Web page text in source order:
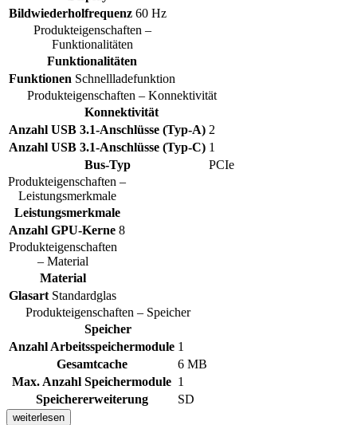
Bildwiederholfrequenz 60 Hz
Produkteigenschaften –
Funktionalitäten
Funktionalitäten
Funktionen Schnellladefunktion
Produkteigenschaften – Konnektivität
Konnektivität
Anzahl USB 3.1-Anschlüsse (Typ-A) 2
Anzahl USB 3.1-Anschlüsse (Typ-C) 1
Bus-Typ
PCIe
Produkteigenschaften –
Leistungsmerkmale
Leistungsmerkmale
Anzahl GPU-Kerne 8
Produkteigenschaften
– Material
Material
Glasart Standardglas
Produkteigenschaften – Speicher
Speicher
Anzahl Arbeitsspeichermodule 1
Gesamtcache
6 MB
Max. Anzahl Speichermodule 1
Speichererweiterung
SD
weiterlesen